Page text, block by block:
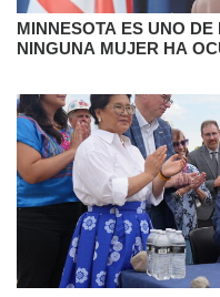
MINNESOTA ES UNO
NINGUNA MUJER HA